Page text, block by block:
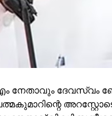
നേതാവും ദേവസ്വം